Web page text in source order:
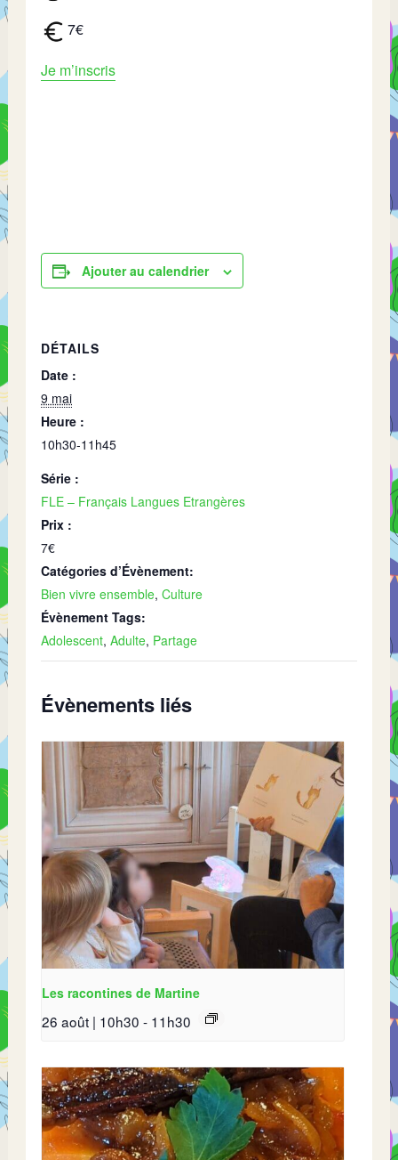
7€
Je m’inscris
Ajouter au calendrier
DÉTAILS
Date :
9 mai
Heure :
10h30-11h45
Série :
FLE – Français Langues Etrangères
Prix :
7€
Catégories d’Évènement:
Bien vivre ensemble,Culture
Évènement Tags:
Adolescent,Adulte, Partage
Évènements liés
Les racontines de Martine
26 août | 10h30 - 11h30